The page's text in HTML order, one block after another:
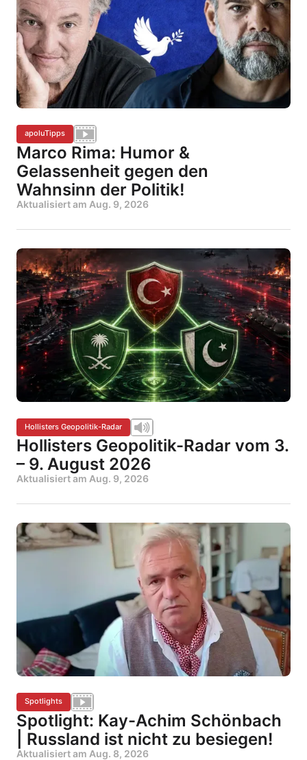
apoluTipps
Marco Rima: Humor &
Gelassenheit gegen den
Wahnsinn der Politik!
Aktualisiert am Aug. 9, 2026
Hollisters Geopolitik-Radar
Hollisters Geopolitik-Radar vom 3.
– 9. August 2026
Aktualisiert am Aug. 9, 2026
Spotlights
Spotlight: Kay-Achim Schönbach
| Russland ist nicht zu besiegen!
Aktualisiert am Aug. 8, 2026